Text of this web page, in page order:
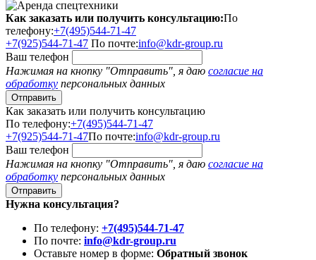
Как заказать или получить консультацию:По
телефону:+7(495)544-71-47
+7(925)544-71-47 По почте:info@kdr-group.ru
Ваш телефон
Нажимая на кнопку "Отправить", я даю согласие на
обработку персональных данных
Как заказать или получить консультацию
По телефону:+7(495)544-71-47
+7(925)544-71-47По почте:info@kdr-group.ru
Ваш телефон
Нажимая на кнопку "Отправить", я даю согласие на
обработку персональных данных
Нужна консультация?
По телефону: +7(495)544-71-47
По почте: info@kdr-group.ru
Оставьте номер в форме: Обратный звонок